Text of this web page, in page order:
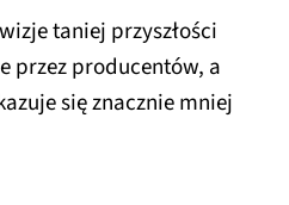
taniej przyszłości
przez producentów, a
się znacznie mniej